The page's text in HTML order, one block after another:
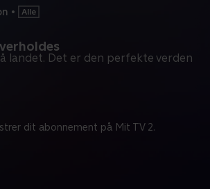
•
landet. Det er den perfekte verden
dit abonnement på Mit TV 2.